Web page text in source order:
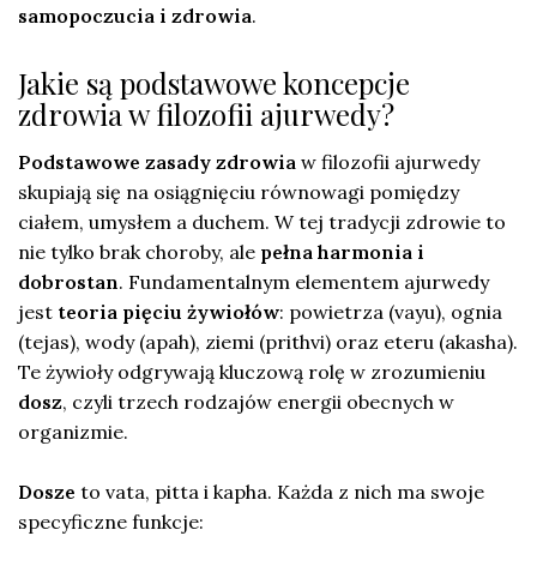
samopoczucia i zdrowia.
Jakie są podstawowe koncepcje
zdrowia w filozofii ajurwedy?
Podstawowe zasady zdrowia w filozofii ajurwedy
skupiają się na osiągnięciu równowagi pomiędzy
ciałem, umysłem a duchem. W tej tradycji zdrowie to
nie tylko brak choroby, ale pełna harmonia i
dobrostan. Fundamentalnym elementem ajurwedy
jest teoria pięciu żywiołów: powietrza (vayu), ognia
(tejas), wody (apah), ziemi (prithvi) oraz eteru (akasha).
Te żywioły odgrywają kluczową rolę w zrozumieniu
dosz, czyli trzech rodzajów energii obecnych w
organizmie.
Dosze to vata, pitta i kapha. Każda z nich ma swoje
specyficzne funkcje: